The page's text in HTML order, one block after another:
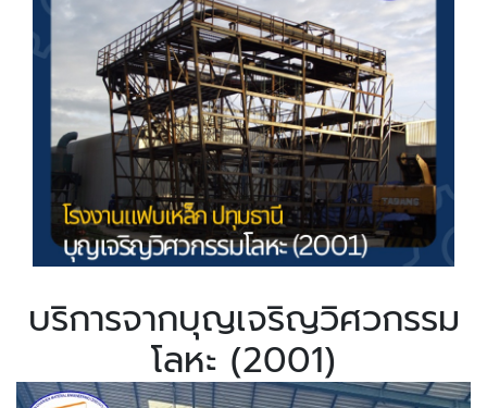
บริการจากบุญเจริญวิศวกรรม
โลหะ (2001)